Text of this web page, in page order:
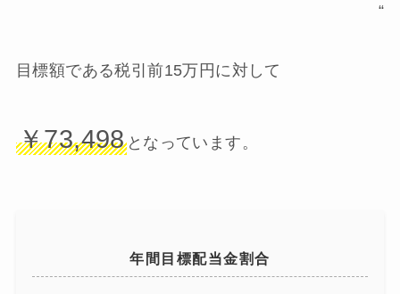
“
目標額である税引前15万円に対して
￥73,498となっています。
年間目標配当金割合